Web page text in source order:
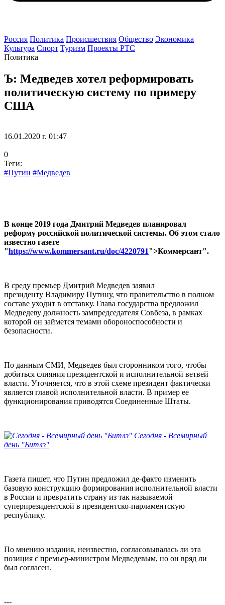
Россия Политика Происшествия Общество Экономика
Культура Спорт Туризм Проекты РТС
Политика
Ъ: Медведев хотел реформировать
политическую систему по примеру
США
16.01.2020 г. 01:47
0
Теги:
#Путин #Медведев
В конце 2019 года Дмитрий Медведев планировал
реформу российской политической системы. Об этом стало
известно газете
"https://www.kommersant.ru/doc/4220791">Коммерсант".
В среду премьер Дмитрий Медведев заявил
президенту Владимиру Путину, что правительство в полном
составе уходит в отставку. Глава государства предложил
Медведеву должность зампредседателя Совбеза, в рамках
которой он займется темами обороноспособности и
безопасности.
По данным СМИ, Медведев был сторонником того, чтобы
добиться слияния президентской и исполнительной ветвей
власти. Уточняется, что в этой схеме президент фактически
является главой исполнительной власти. В пример ее
функционирования приводятся Соединенные Штаты.
Сегодня - Всемирный
день "Битлз"
Газета пишет, что Путин предложил де-факто изменить
базовую конструкцию формирования исполнительной власти
в России и превратить страну из так называемой
суперпрезидентской в президентско-парламентскую
республику.
По мнению издания, неизвестно, согласовывалась ли эта
позиция с премьер-министром Медведевым, но он вряд ли
был согласен.
---